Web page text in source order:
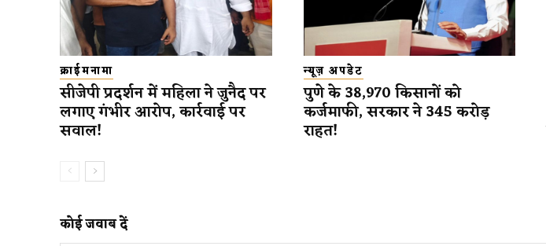
क्राईमनामा
सीजेपी प्रदर्शन में महिला ने जुनैद पर
लगाए गंभीर आरोप, कार्रवाई पर
सवाल!
न्यूज़ अपडेट
पुणे के 38,970 किसानों को
कर्जमाफी, सरकार ने 345 करोड़
राहत!
कोई जवाब दें